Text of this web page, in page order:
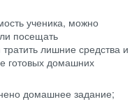
ученика, можно
посещать
лишние средства и
готовых домашних
домашнее задание;